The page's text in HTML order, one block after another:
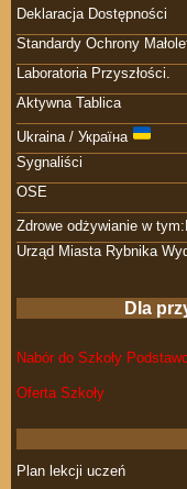
Deklaracja Dostępności
Standardy Ochrony
Laboratoria Przyszłości.
Aktywna Tablica
Ukraina / Україна
Sygnaliści
OSE
Zdrowe odżywianie w
Urząd Miasta Rybnika
Dla
Nabór do Szkoły
Oferta Szkoły
Plan lekcji uczeń